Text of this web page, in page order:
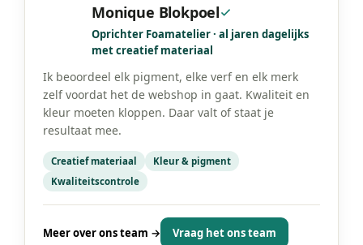
Foamtastic Crafts is gevestigd in Nederland en biedt
haarwerk en SFX producten voor creatieve makers.
het atelier of op een creatieve conventie.
Monique Blokpoel
Oprichter Foamatelier · al jaren dagelijks
met creatief materiaal
Ik beoordeel elk pigment, elke verf en elk merk
zelf voordat het de webshop in gaat. Kwaliteit en
kleur moeten kloppen. Daar valt of staat je
resultaat mee.
Creatief materiaal
Kleur & pigment
Kwaliteitscontrole
Meer over ons team → Vraag het ons team